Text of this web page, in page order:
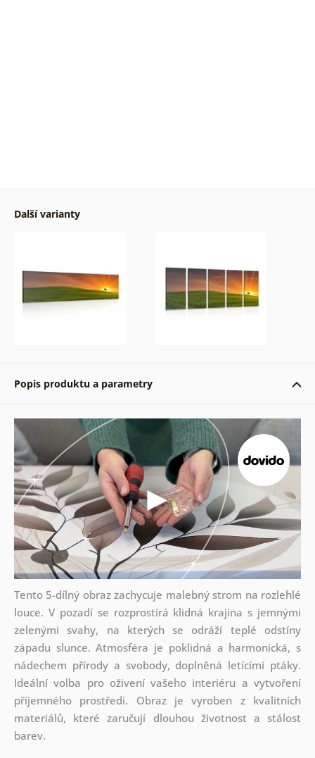
Další varianty
Popis produktu a parametry
Tento 5-dílný obraz zachycuje malebný strom na rozlehlé
louce. V pozadí se rozprostírá klidná krajina s jemnými
zelenými svahy, na kterých se odráží teplé odstíny
západu slunce. Atmosféra je poklidná a harmonická, s
nádechem přírody a svobody, doplněná letícími ptáky.
Ideální volba pro oživení vašeho interiéru a vytvoření
příjemného prostředí. Obraz je vyroben z kvalitních
materiálů, které zaručují dlouhou životnost a stálost
barev.